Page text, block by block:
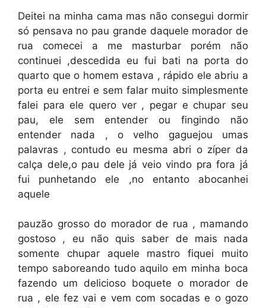
Deitei na minha cama mas não consegui dormir
só pensava no pau grande daquele morador de
rua comecei a me masturbar porém não
continuei ,descedida eu fui bati na porta do
quarto que o homem estava , rápido ele abriu a
porta eu entrei e sem falar muito simplesmente
falei para ele quero ver , pegar e chupar seu
pau, ele sem entender ou fingindo não
entender nada , o velho gaguejou umas
palavras , contudo eu mesma abri o zíper da
calça dele,o pau dele já veio vindo pra fora já
fui punhetando ele ,no entanto abocanhei
aquele
pauzão grosso do morador de rua , mamando
gostoso , eu não quis saber de mais nada
somente chupar aquele mastro fiquei muito
tempo saboreando tudo aquilo em minha boca
fazendo um delicioso boquete o morador de
rua , ele fez vai e vem com socadas e o gozo